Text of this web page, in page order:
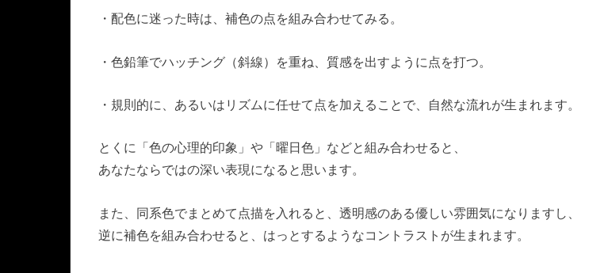
・配色に迷った時は、補色の点を組み合わせてみる。
・色鉛筆でハッチング（斜線）を重ね、質感を出すように点を打つ。
・規則的に、あるいはリズムに任せて点を加えることで、自然な流れが生まれます。
とくに「色の心理的印象」や「曜日色」などと組み合わせると、
あなたならではの深い表現になると思います。
また、同系色でまとめて点描を入れると、透明感のある優しい雰囲気になりますし、
逆に補色を組み合わせると、はっとするようなコントラストが生まれます。